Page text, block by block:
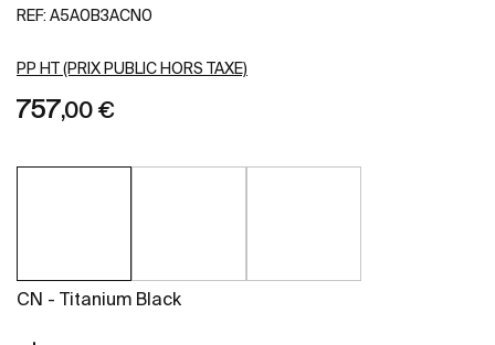
REF: A5A0B3ACN0
PP HT (PRIX PUBLIC HORS TAXE)
757,00 €
CN - Titanium Black